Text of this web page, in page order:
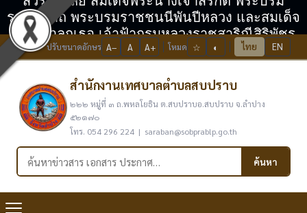
ราชินีนาถ พระบรมราชชนนีพันปีหลวง และสมเด็จ
พระเจ้าลูกเธอ เจ้าฟ้ากรมหลวงราชสาริณีสิริพัชร
มหาวัชรราชธิดา
ปรับขนาดอักษร A− A A+ โหมด ☆ ◐ ไทย EN
สำนักงานเทศบาลตำบลสบปราบ
๒๒๒ หมู่ที่ ๓ ถ.พหลโยธิน ต.สบปราบอ.สบปราบ จ.ลำปาง
๕๒๑๗๐
โทร. 054 296 224 | saraban@sobprablp.go.th
ค้นหาในเว็บไซต์ ค้นหา